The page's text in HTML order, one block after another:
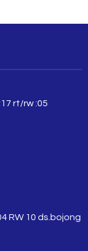
rt/rw :05
RW 10 ds.bojong